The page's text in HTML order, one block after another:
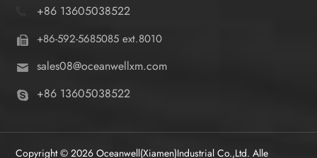
+86 13605038522
+86-592-5685085 ext.8010
sales08@oceanwellxm.com
+86 13605038522
Copyright © 2026 Oceanwell(Xiamen)Industrial Co.,Ltd. Alle